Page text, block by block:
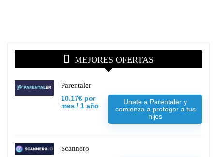
MEJORES OFERTAS
Parentaler
10.17€ por
mes / 1 año
Unete a Parentaler y
comienza a proteger a tus
hijos
Scannero